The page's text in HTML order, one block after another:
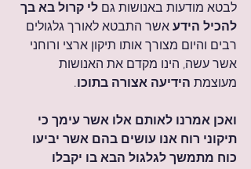
לבטא מודעות באנושות גם לי קרול בא בך
להכיל הידע אשר התבטא לאורך גלגולים
רבים והיום מצורך אותו תיקון ארצי ורוחני
אשר עשה, הינו מקדם את האנושות
מעוצמת הידיעה אצורה בתוכו.
ואכן אמרנו לאותם אלו אשר עימך כי
תיקוני רוח אנו עושים בהם אשר יביעו
כוח מתמשך לגלגול הבא בו יקבלו